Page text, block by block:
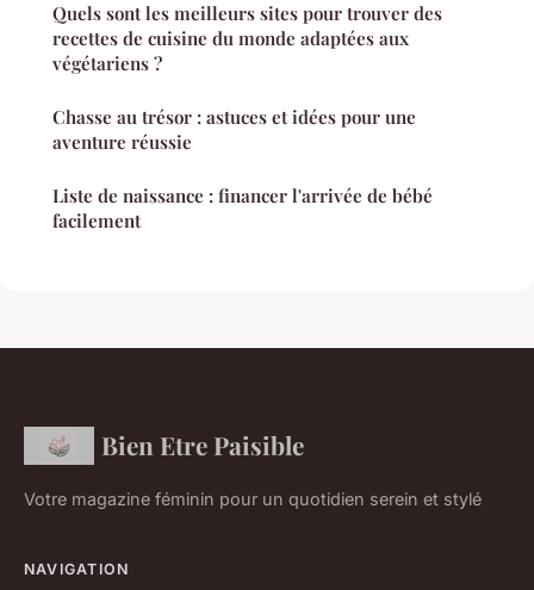
Quels sont les meilleurs sites pour trouver des
recettes de cuisine du monde adaptées aux
végétariens ?
Chasse au trésor : astuces et idées pour une
aventure réussie
Liste de naissance : financer l'arrivée de bébé
facilement
Bien Etre Paisible
Votre magazine féminin pour un quotidien serein et stylé
NAVIGATION